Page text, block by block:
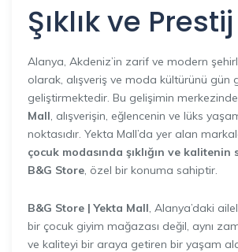
Şıklık ve Prestij
Alanya, Akdeniz’in zarif ve modern
olarak, alışveriş ve moda kültürünü gün
geliştirmektedir. Bu gelişimin
Mall , alışverişin, eğlencenin ve lüks
noktasıdır. Yekta Mall’da yer alan
çocuk modasında şıklığın ve kalitenin
B&G Store , özel bir konuma sahiptir.
B&G Store | Yekta Mall , Alanya’daki
bir çocuk giyim mağazası değil, aynı
ve kaliteyi bir araya getiren bir yaşam